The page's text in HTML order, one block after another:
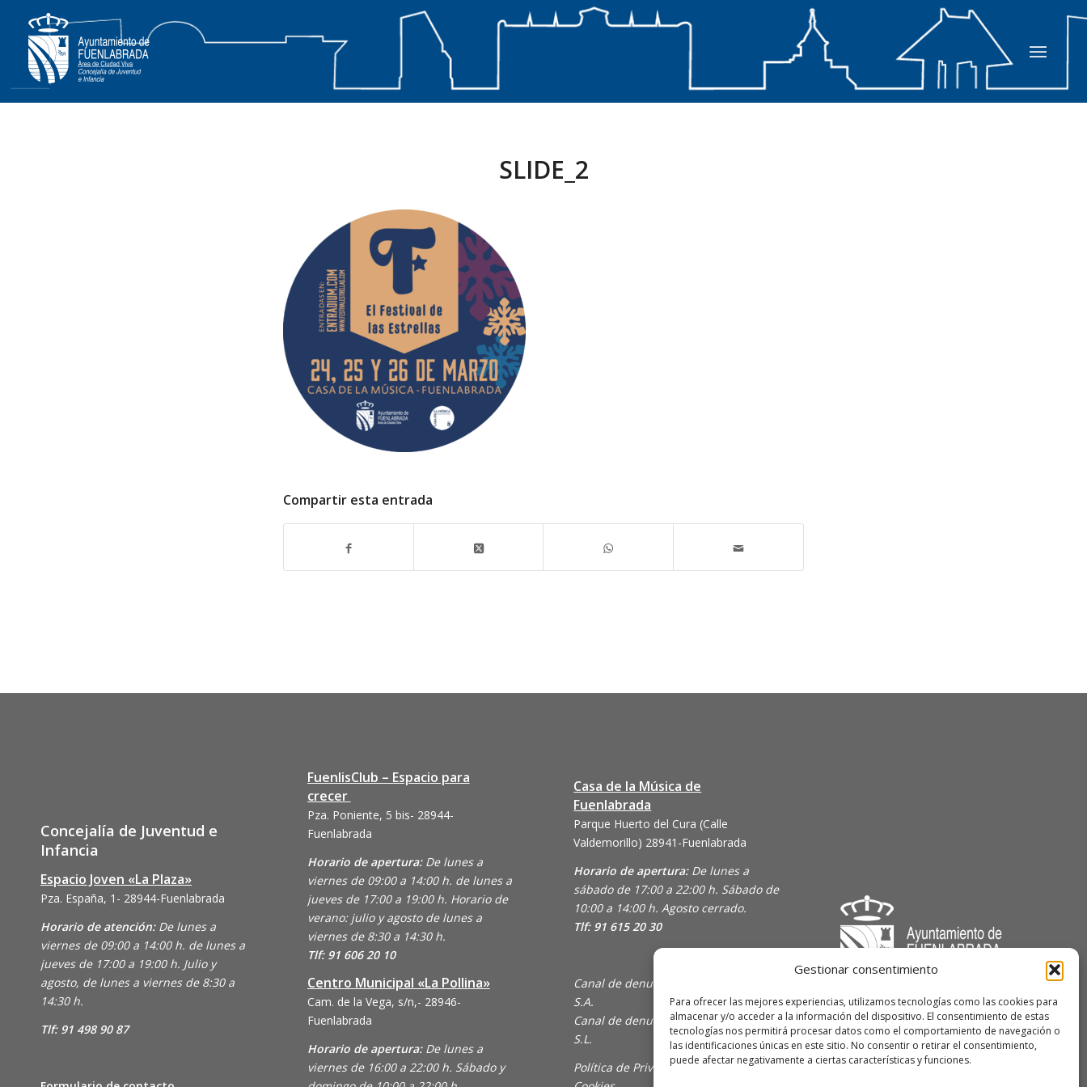
Gestionar consentimiento
Para ofrecer las mejores experiencias, utilizamos tecnologías como las cookies para
almacenar y/o acceder a la información del dispositivo. El consentimiento de estas
tecnologías nos permitirá procesar datos como el comportamiento de navegación o
las identificaciones únicas en este sitio. No consentir o retirar el consentimiento,
puede afectar negativamente a ciertas características y funciones.
SLIDE_2
Compartir esta entrada
Concejalía de Juventud e
Infancia
Espacio Joven «La Plaza»
Pza. España, 1- 28944-Fuenlabrada
Horario de atención: De lunes a
viernes de 09:00 a 14:00 h. de lunes a
jueves de 17:00 a 19:00 h. Julio y
agosto, de lunes a viernes de 8:30 a
14:30 h.
Tlf: 91 498 90 87
FuenlisClub – Espacio para
crecer
Pza. Poniente, 5 bis- 28944-
Fuenlabrada
Horario de apertura:De lunes a
viernes de 09:00 a 14:00 h. de lunes a
jueves de 17:00 a 19:00 h. Horario de
verano: julio y agosto de lunes a
viernes de 8:30 a 14:30 h.
Tlf: 91 606 20 10
Centro Municipal «La Pollina»
Cam. de la Vega, s/n,- 28946-
Fuenlabrada
Horario de apertura: De lunes a
viernes de 16:00 a 22:00 h. Sábado y
Casa de la Música de
Fuenlabrada
Parque Huerto del Cura (Calle
Valdemorillo) 28941-Fuenlabrada
Horario de apertura: De lunes a
sábado de 17:00 a 22:00 h. Sábado de
10:00 a 14:00 h. Agosto cerrado.
Tlf: 91 615 20 30
Canal de denuncias de Animajoven
S.A.
Canal de denuncias de En Clave Joven
S.L.
Política de Privacidad y Uso de